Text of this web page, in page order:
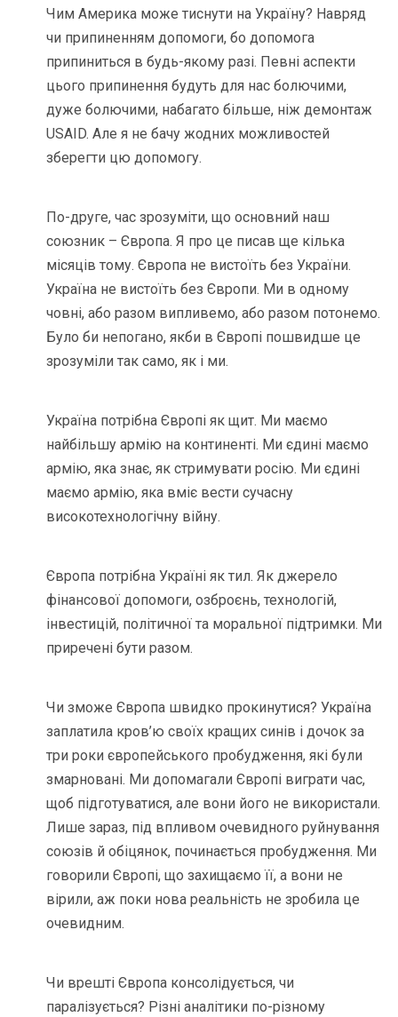
Чим Америка може тиснути на Україну? Навряд
чи припиненням допомоги, бо допомога
припиниться в будь-якому разі. Певні аспекти
цього припинення будуть для нас болючими,
дуже болючими, набагато більше, ніж демонтаж
USAID. Але я не бачу жодних можливостей
зберегти цю допомогу.
По-друге, час зрозуміти, що основний наш
союзник – Європа. Я про це писав ще кілька
місяців тому. Європа не вистоїть без України.
Україна не вистоїть без Європи. Ми в одному
човні, або разом випливемо, або разом потонемо.
Було би непогано, якби в Європі пошвидше це
зрозуміли так само, як і ми.
Україна потрібна Європі як щит. Ми маємо
найбільшу армію на континенті. Ми єдині маємо
армію, яка знає, як стримувати росію. Ми єдині
маємо армію, яка вміє вести сучасну
високотехнологічну війну.
Європа потрібна Україні як тил. Як джерело
фінансової допомоги, озброєнь, технологій,
інвестицій, політичної та моральної підтримки. Ми
приречені бути разом.
Чи зможе Європа швидко прокинутися? Україна
заплатила кров’ю своїх кращих синів і дочок за
три роки європейського пробудження, які були
змарновані. Ми допомагали Європі виграти час,
щоб підготуватися, але вони його не використали.
Лише зараз, під впливом очевидного руйнування
союзів й обіцянок, починається пробудження. Ми
говорили Європі, що захищаємо її, а вони не
вірили, аж поки нова реальність не зробила це
очевидним.
Чи врешті Європа консолідується, чи
паралізується? Різні аналітики по-різному